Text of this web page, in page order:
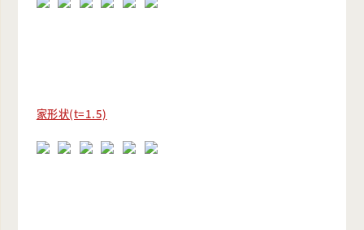
家形状(t=1.5)